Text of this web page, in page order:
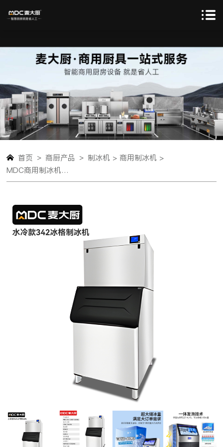
首页 > 商厨产品 > 制冰机 > 商用制冰机 >
MDC商用制冰机分体水冷款方冰机342冰格